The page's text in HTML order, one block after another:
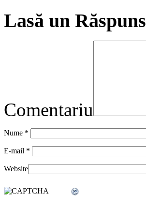
Lasă un Răspuns
Comentariu
Nume *
E-mail *
Website